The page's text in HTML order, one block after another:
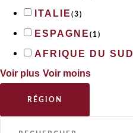
ITALIE (3)
ESPAGNE ( 1 )
AFRIQUE DU SUD
Voir plus Voir moins
RÉGION